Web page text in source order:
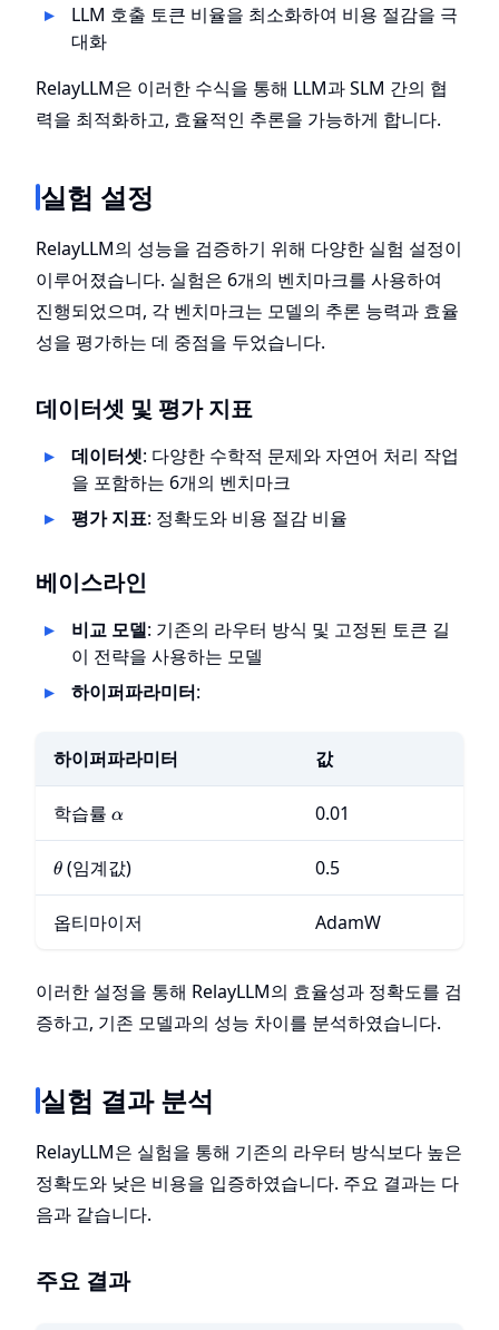
{\text{Total
Tokens
LLM 호출 토큰 비율을 최소화하여 비용 절감을 극
대화
RelayLLM은 이러한 수식을 통해 LLM과 SLM 간의 협
력을 최적화하고, 효율적인 추론을 가능하게 합니다.
실험 설정
RelayLLM의 성능을 검증하기 위해 다양한 실험 설정이
이루어졌습니다. 실험은 6개의 벤치마크를 사용하여
진행되었으며, 각 벤치마크는 모델의 추론 능력과 효율
성을 평가하는 데 중점을 두었습니다.
데이터셋 및 평가 지표
데이터셋: 다양한 수학적 문제와 자연어 처리 작업
을 포함하는 6개의 벤치마크
평가 지표: 정확도와 비용 절감 비율
베이스라인
비교 모델: 기존의 라우터 방식 및 고정된 토큰 길
이 전략을 사용하는 모델
하이퍼파라미터:
하이퍼파라미터 값
학습률 \alpha
α 0.01
\theta
θ (임계값) 0.5
옵티마이저 AdamW
이러한 설정을 통해 RelayLLM의 효율성과 정확도를 검
증하고, 기존 모델과의 성능 차이를 분석하였습니다.
실험 결과 분석
RelayLLM은 실험을 통해 기존의 라우터 방식보다 높은
정확도와 낮은 비용을 입증하였습니다. 주요 결과는 다
음과 같습니다.
주요 결과